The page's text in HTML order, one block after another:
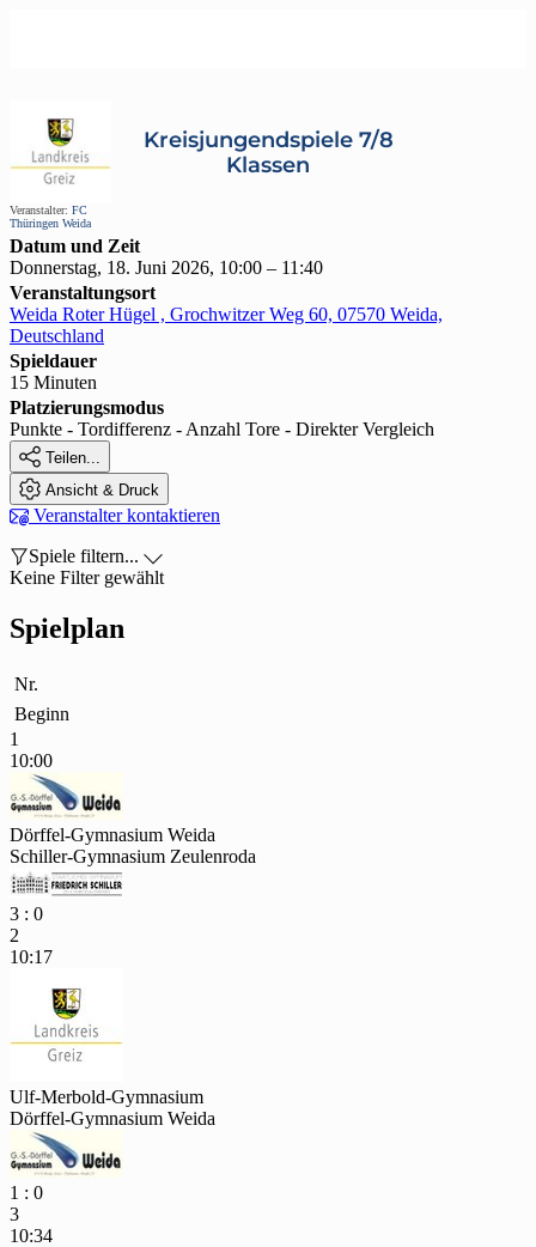
Veranstalter: FC
Thüringen Weida
Kreisjungendspiele 7/8
Klassen
Datum und Zeit
Donnerstag, 18. Juni 2026, 10:00 – 11:40
Veranstaltungsort
Weida Roter Hügel , Grochwitzer Weg 60, 07570 Weida,
Deutschland
Spieldauer
15 Minuten
Platzierungsmodus
Punkte - Tordifferenz - Anzahl Tore - Direkter Vergleich
 Teilen...
 Ansicht & Druck
 Veranstalter kontaktieren
Spiele filtern... 
Keine Filter gewählt
Spielplan
Nr.
Beginn
1
10:00
Dörffel-Gymnasium Weida
Schiller-Gymnasium Zeulenroda
3 : 0
2
10:17
Ulf-Merbold-Gymnasium
Dörffel-Gymnasium Weida
1 : 0
3
10:34